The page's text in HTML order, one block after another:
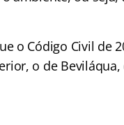
o Código Civil de
o de